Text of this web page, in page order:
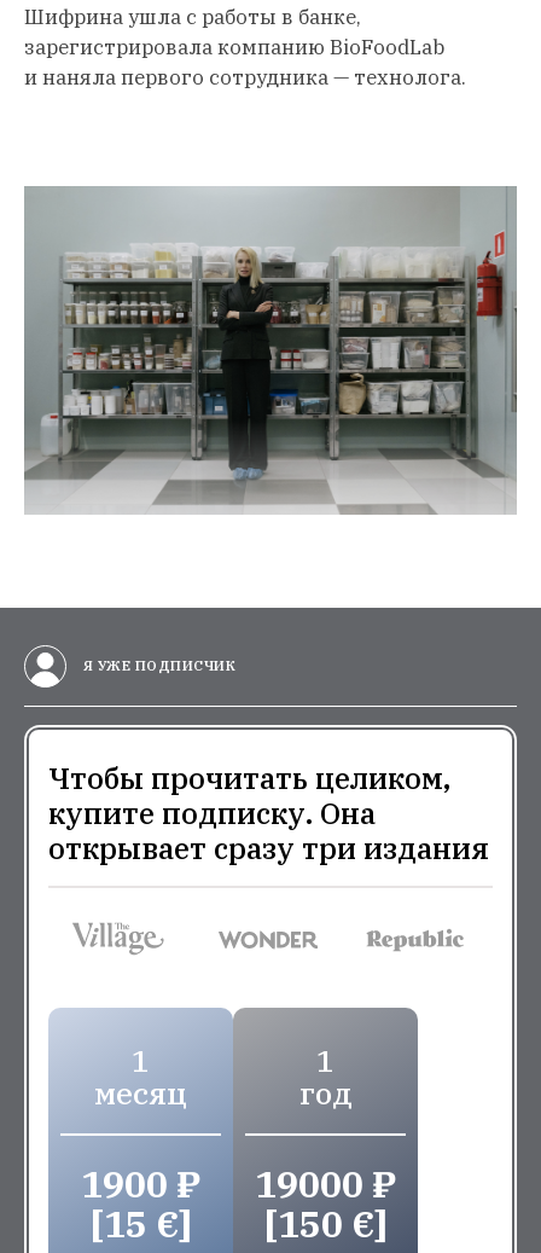
Шифрина ушла с работы в банке,
зарегистрировала компанию BioFoodLab
и наняла первого сотрудника — технолога.
Я УЖЕ ПОДПИСЧИК
Чтобы прочитать целиком,
купите подписку. Она
открывает сразу три издания
1
месяц
1900 ₽
[15 €]
1
год
19000 ₽
[150 €]